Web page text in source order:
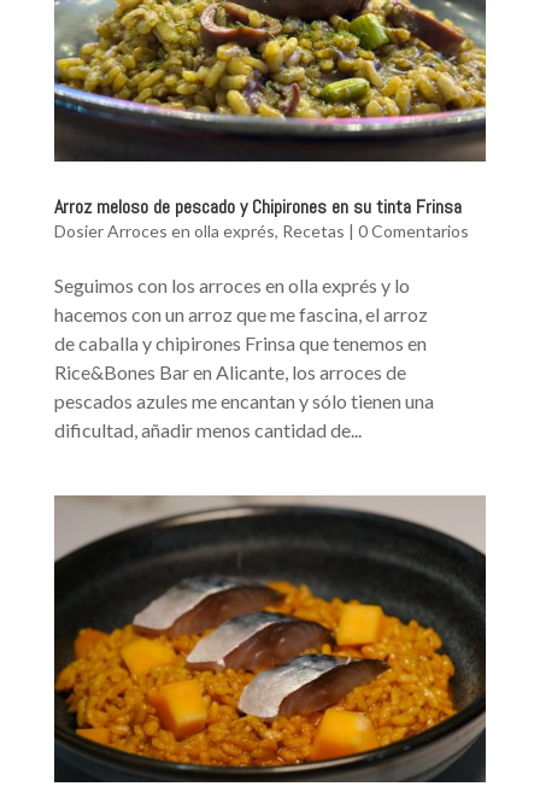
Arroz meloso de pescado y Chipirones en su tinta Frinsa
Dosier Arroces en olla exprés, Recetas | 0 Comentarios
Seguimos con los arroces en olla exprés y lo
hacemos con un arroz que me fascina, el arroz
de caballa y chipirones Frinsa que tenemos en
Rice&Bones Bar en Alicante, los arroces de
pescados azules me encantan y sólo tienen una
dificultad, añadir menos cantidad de...